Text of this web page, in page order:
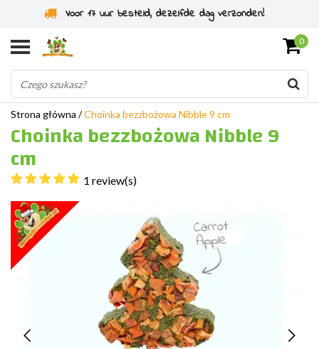
Voor 17 uur besteld, dezelfde dag verzonden!
0
Strona główna /Choinka bezzbożowa Nibble 9 cm
Choinka bezzbożowa Nibble 9
cm
1 review(s)